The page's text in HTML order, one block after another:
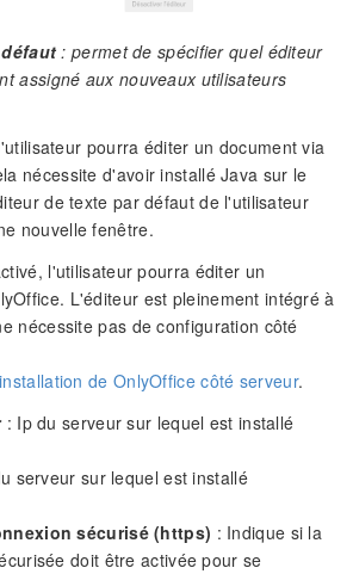
: permet de spécifier quel éditeur
assigné aux nouveaux utilisateurs
pourra éditer un document via
nécessite d'avoir installé Java sur le
de texte par défaut de l'utilisateur
nouvelle fenêtre.
l'utilisateur pourra éditer un
L'éditeur est pleinement intégré à
nécessite pas de configuration côté
de OnlyOffice côté serveur.
: Ip du serveur sur lequel est installé
serveur sur lequel est installé
sécurisé (https) : Indique si la
doit être activée pour se